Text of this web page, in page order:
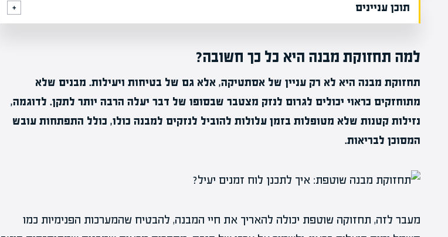
תוכן עניינים
למה תחזוקת מבנה היא כל כך חשובה?
תחזוקת מבנה היא לא רק עניין של אסתטיקה, אלא גם של בטיחות ויעילות. מבנים שלא
מתוחזקים כראוי יכולים לגרום לנזק מצטבר שבסופו של דבר יעלה הרבה יותר לתקן. לדוגמה,
נזילות קטנות שלא מטופלות בזמן עלולות להוביל לנזקים למבנה כולו, כולל התפתחות עובש
המסוכן לבריאות.
מעבר לזה, תחזוקה שוטפת יכולה להאריך את חיי המבנה, להבטיח שהמערכות הפנימיות כמו